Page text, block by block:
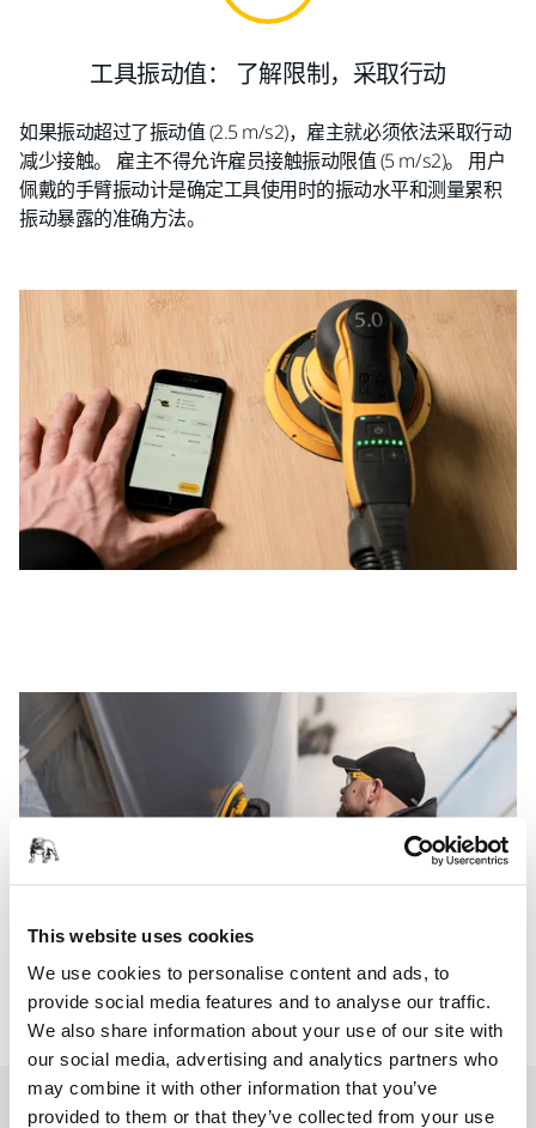
This website uses cookies
We use cookies to personalise content and ads, to
provide social media features and to analyse our traffic.
We also share information about your use of our site with
our social media, advertising and analytics partners who
may combine it with other information that you’ve
provided to them or that they’ve collected from your use
工具振动值： 了解限制，采取行动
如果振动超过了振动值 (2.5 m/s2)，雇主就必须依法采取行动
减少接触。 雇主不得允许雇员接触振动限值 (5 m/s2)。 用户
佩戴的手臂振动计是确定工具使用时的振动水平和测量累积
振动暴露的准确方法。